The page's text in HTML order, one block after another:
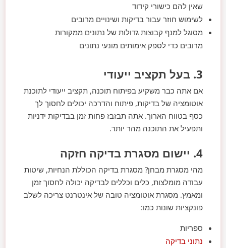
שאין להם כישורי קידוד
לשימוש חוזר עבור בדיקות ושינויים מרובים
מסוגל למנף קבוצות גדולות של נתונים ממקורות
מרובים כדי לספק אימותים מונעי נתונים
3. בעל תקציב ייעודי
אם אתה כבר משקיע בפיתוח תוכנה, תקציב ייעודי לתוכנת
אוטומציה של בדיקות, פיתוח והדרכה יכולים לחסוך לך
כסף בטווח הארוך. אתה תבזבז פחות זמן בבדיקות ידניות
ותפעיל את התוכנה מהר יותר.
4. יישום מסגרת בדיקה חזקה
מהי מסגרת מבחן? מסגרת בדיקה הכוללת הנחיות, שיטות
עבודה מומלצות, כלים וכללים לבדיקה יכולה לחסוך זמן
ומאמץ. מסגרת אוטומציה טובה של אינטרנט צריכה לשלב
פונקציות שונות כמו:
ספריות
נתוני בדיקה